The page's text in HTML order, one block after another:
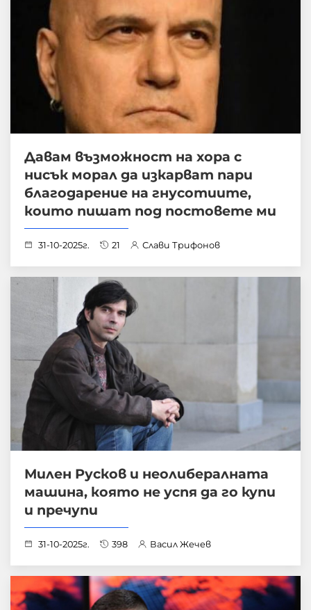
Давам възможност на хора с
нисък морал да изкарват пари
благодарение на гнусотиите,
които пишат под постовете ми
31-10-2025г. 21 Слави Трифонов
Милен Русков и неолибералната
машина, която не успя да го купи
и пречупи
31-10-2025г. 398 Васил Жечев